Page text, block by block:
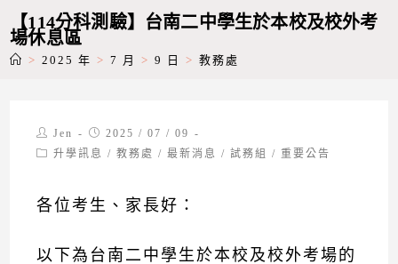
【114分科測驗】台南二中學生於本校及校外考
場休息區
> 2025 年 > 7 月 > 9 日 > 教務處
Post
author:
Jen
Post
published:
2025 / 07 / 09
Post升學訊息 / 教務處 / 最新消息 / 試務組 / 重要公告
各位考生、家長好：
以下為台南二中學生於本校及校外考場的